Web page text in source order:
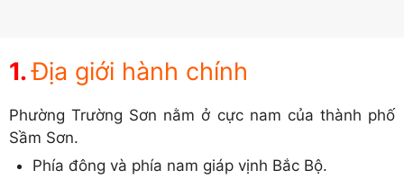
Địa giới hành chính
Phường Trường Sơn nằm ở cực nam của thành phố
Sầm Sơn.
Phía đông và phía nam giáp vịnh Bắc Bộ.